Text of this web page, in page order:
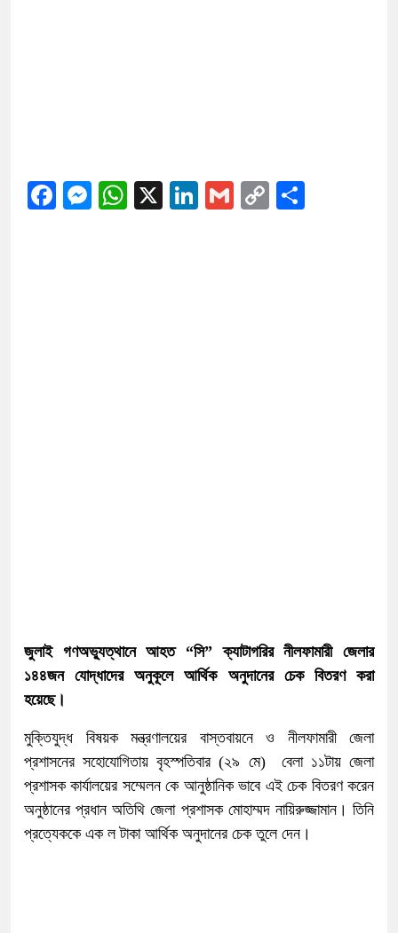
Facebook
Messenger
WhatsApp
X LinkedIn
GmailCopy
জুলাই গণঅভ্যুত্থানে আহত “সি” ক্যাটাগরির নীলফামারী জেলার
১৪৪জন যোদ্ধাদের অনুকূলে আর্থিক অনুদানের চেক বিতরণ করা
হয়েছে।
মুক্তিযুদ্ধ বিষয়ক মন্ত্রণালয়ের বাস্তবায়নে ও নীলফামারী জেলা
প্রশাসনের সহোযোগিতায় বৃহস্পতিবার (২৯ মে) বেলা ১১টায় জেলা
প্রশাসক কার্যালয়ের সম্মেলন কে আনুষ্ঠানিক ভাবে এই চেক বিতরণ করেন
অনুষ্ঠানের প্রধান অতিথি জেলা প্রশাসক মোহাম্মদ নায়িরুজ্জামান। তিনি
প্রত্যেককে এক ল টাকা আর্থিক অনুদানের চেক তুলে দেন।